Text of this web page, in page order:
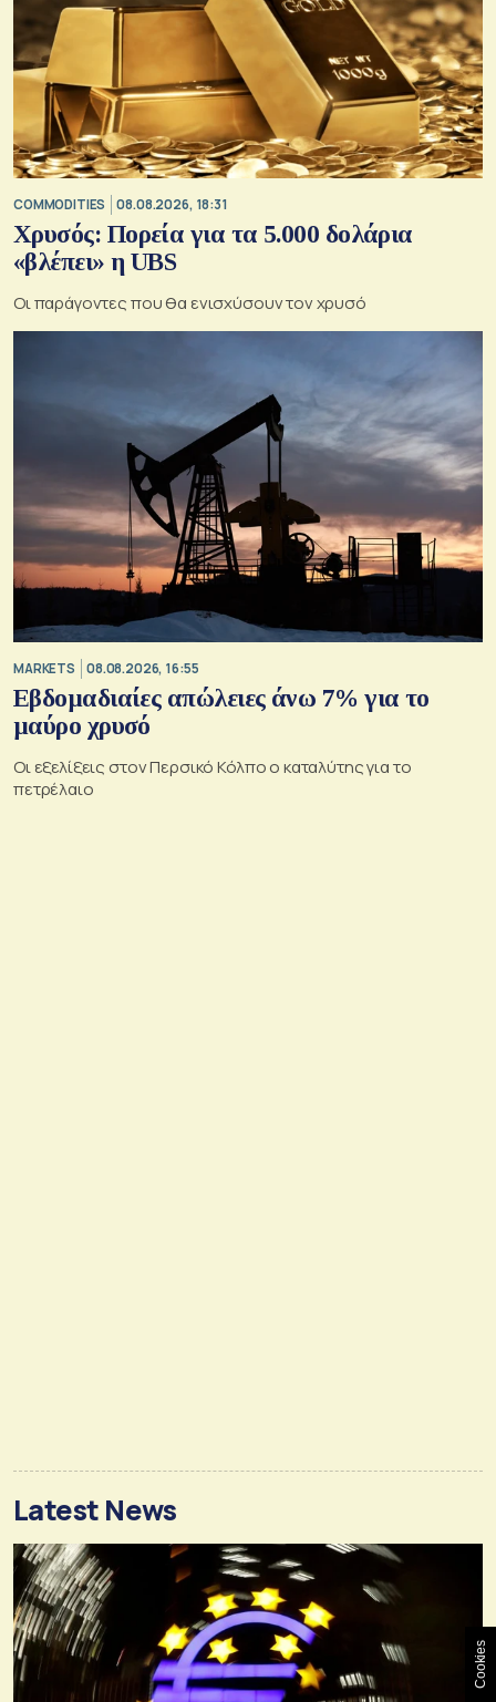
COMMODITIES 08.08.2026, 18:31
Χρυσός: Πορεία για τα 5.000 δολάρια
«βλέπει» η UBS
Οι παράγοντες που θα ενισχύσουν τον χρυσό
MARKETS 08.08.2026, 16:55
Εβδομαδιαίες απώλειες άνω 7% για το
μαύρο χρυσό
Οι εξελίξεις στον Περσικό Κόλπο ο καταλύτης για το
πετρέλαιο
Latest News
Cookies